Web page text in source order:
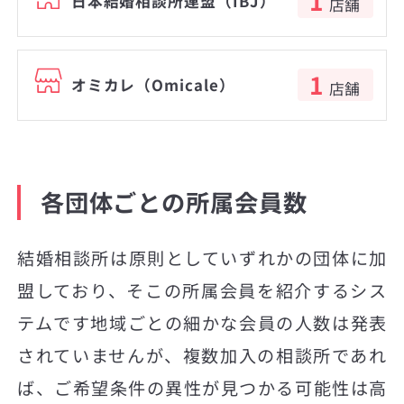
店舗
オミカレ（Omicale） 1 店舗
各団体ごとの所属会員数
結婚相談所は原則としていずれかの団体に加
盟しており、そこの所属会員を紹介するシス
テムです地域ごとの細かな会員の人数は発表
されていませんが、複数加入の相談所であれ
ば、ご希望条件の異性が見つかる可能性は高